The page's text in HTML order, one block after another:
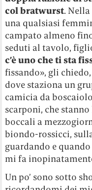
col bratwurst.
una qualsiasi
campato almeno
seduti al tavolo,
c’è uno che ti sta
fissando», gli
dove staziona un
camicia da
scarponi, che
boccali a
biondo-rossicci,
guardando e
mi fa
Un po’ sono sotto